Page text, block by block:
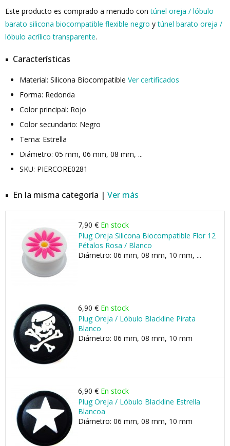
Este producto es comprado a menudo contúnel oreja / lóbulo
barato silicona biocompatible flexible negro ytúnel barato oreja /
lóbulo acrílico transparente.
Características
Material: Silicona Biocompatible Ver certificados
Forma: Redonda
Color principal: Rojo
Color secundario: Negro
Tema: Estrella
Diámetro: 05 mm, 06 mm, 08 mm, ...
SKU: PIERCORE0281
En la misma categoría | Ver más
7,90 € En stock
Plug Oreja Silicona Biocompatible Flor 12
Pétalos Rosa / Blanco
Diámetro: 06 mm, 08 mm, 10 mm, ...
6,90 € En stock
Plug Oreja / Lóbulo Blackline Pirata
Blanco
Diámetro: 06 mm, 08 mm, 10 mm
6,90 € En stock
Plug Oreja / Lóbulo Blackline Estrella
Blancoa
Diámetro: 06 mm, 08 mm, 10 mm